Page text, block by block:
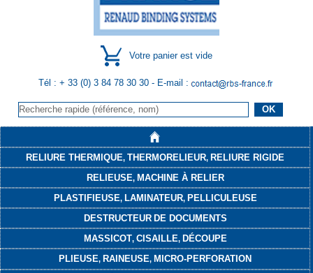
Votre panier est vide
Tél : + 33 (0) 3 84 78 30 30 - E-mail :
RELIURE THERMIQUE,THERMORELIEUR, RELIURE RIGIDE
RELIEUSE, MACHINE À RELIER
PLASTIFIEUSE, LAMINATEUR, PELLICULEUSE
DESTRUCTEUR DE DOCUMENTS
MASSICOT, CISAILLE, DÉCOUPE
PLIEUSE, RAINEUSE, MICRO-PERFORATION